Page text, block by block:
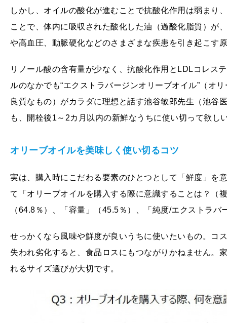
しかし、オイルの酸化が進むことで抗酸化作用は弱まり
ことで、体内に吸収された酸化した油（過酸化脂質）が
や高血圧、動脈硬化などのさまざまな疾患を引き起こす
リノール酸の含有量が少なく、抗酸化作用とLDLコレス
ルのなかでも“エクストラバージンオリーブオイル”（オ
良質なもの）がカラダに理想と話す池谷敏郎先生（池谷
も、開栓後1～2カ月以内の新鮮なうちに使い切って欲し
オリーブオイルを美味しく使い切るコツ
実は、購入時にこだわる要素のひとつとして「鮮度」を
て「オリーブオイルを購入する際に意識することは？（
（64.8％）、「容量」（45.5％）、「純度/エクストラ
せっかくなら風味や鮮度が良いうちに使いたいもの。コ
失われ劣化すると、食品ロスにもつながりかねません。
れるサイズ選びが大切です。